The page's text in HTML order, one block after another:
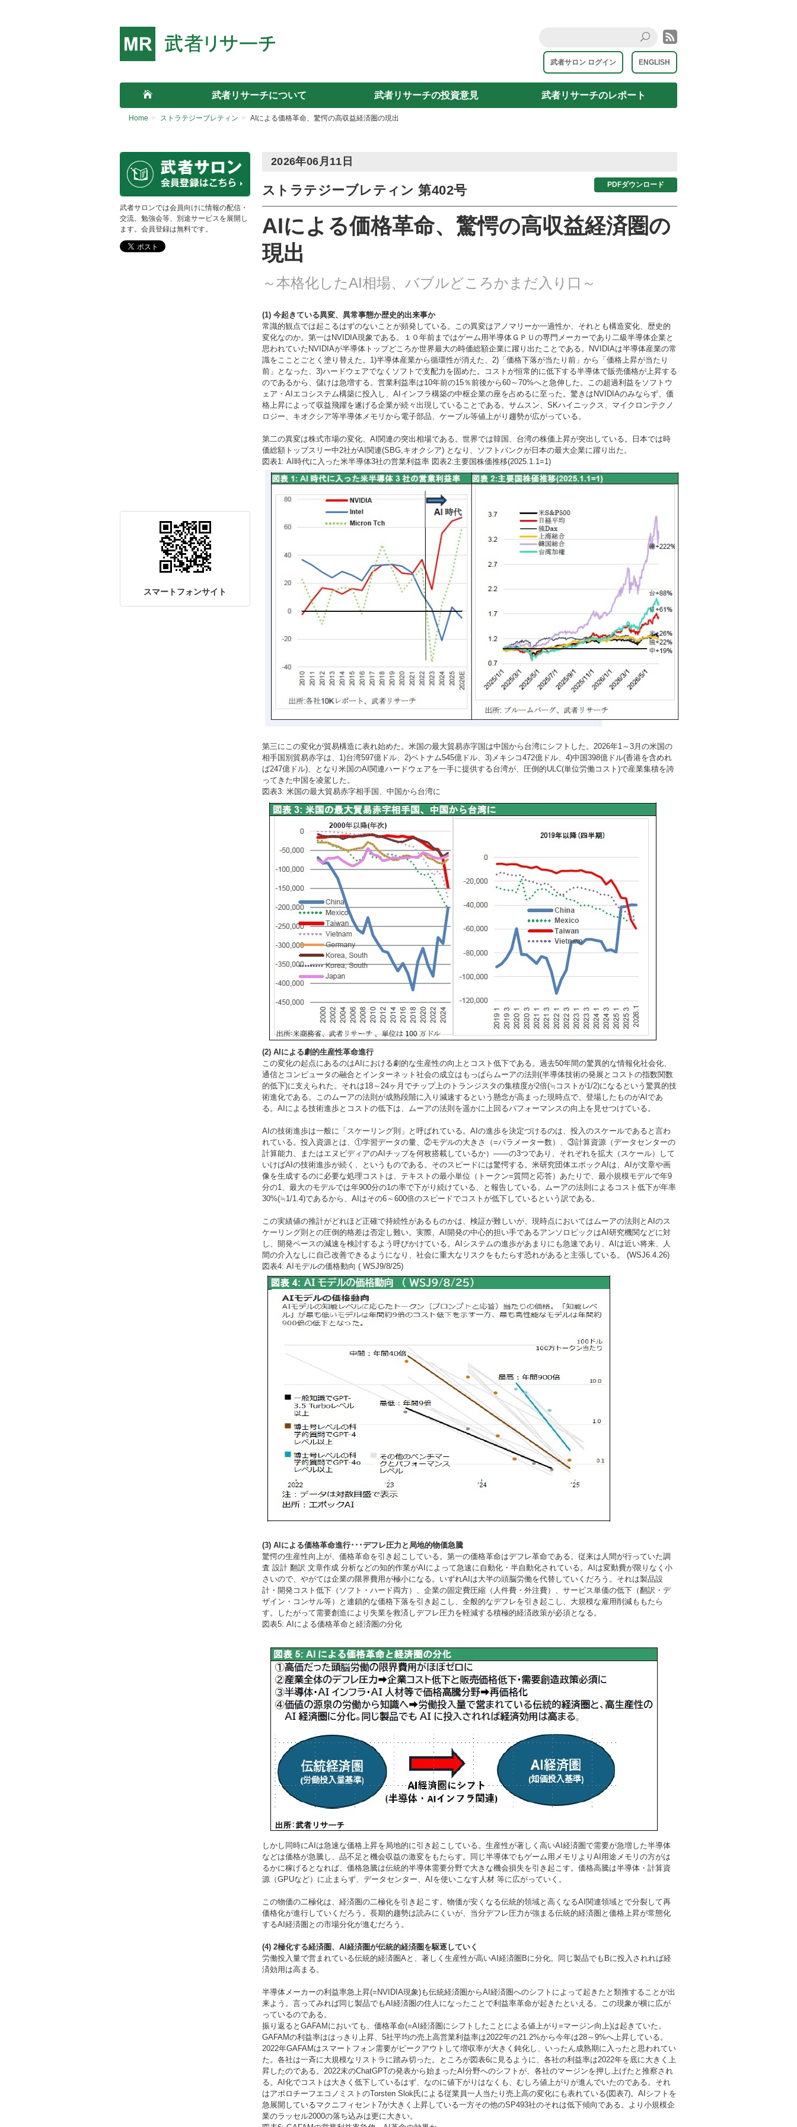
rss
Search
ENGLISH
武者サロン ログイン
武者リサーチについて 武者リサーチの投資意見 武者リサーチのレポート
Home > ストラテジーブレティン > AIによる価格革命、驚愕の高収益経済圏の現出
2026年06月11日
PDFダウンロード
ストラテジーブレティン 第402号
AIによる価格革命、驚愕の高収益経済圏の
現出
～本格化したAI相場、バブルどころかまだ入り口～
(1) 今起きている異変、異常事態か歴史的出来事か
常識的観点では起こるはずのないことが頻発している。この異変はアノマリーか一過性か、それとも構造変化、歴史的
変化なのか。第一はNVIDIA現象である。１０年前まではゲーム用半導体ＧＰＵの専門メーカーであり二級半導体企業と
思われていたNVIDIAが半導体トップどころか世界最大の時価総額企業に躍り出たことである。NVIDIAは半導体産業の常
識をこことごとく塗り替えた。1)半導体産業から循環性が消えた、2)「価格下落が当たり前」から「価格上昇が当たり
前」となった、3)ハードウェアでなくソフトで支配力を固めた。コストが恒常的に低下する半導体で販売価格が上昇する
のであるから、儲けは急増する。営業利益率は10年前の15％前後から60～70%へと急伸した。この超過利益をソフトウ
ェア・AIエコシステム構築に投入し、AIインフラ構築の中枢企業の座を占めるに至った。驚きはNVIDIAのみならず、価
格上昇によって収益飛躍を遂げる企業が続々出現していることである。サムスン、SKハイニックス、マイクロンテクノ
ロジー、キオクシア等半導体メモリから電子部品、ケーブル等値上がり趨勢が広がっている。
第二の異変は株式市場の変化、AI関連の突出相場である。世界では韓国、台湾の株価上昇が突出している。日本では時
価総額トップスリー中2社がAI関連(SBG,キオクシア) となり、ソフトバンクが日本の最大企業に躍り出た。
図表1: AI時代に入った米半導体3社の営業利益率 図表2:主要国株価推移(2025.1.1=1)
第三にこの変化が貿易構造に表れ始めた。米国の最大貿易赤字国は中国から台湾にシフトした。2026年1～3月の米国の
相手国別貿易赤字は、1)台湾597億ドル、2)ベトナム545億ドル、3)メキシコ472億ドル、4)中国398億ドル(香港を含めれ
ば247億ドル)、となり米国のAI関連ハードウェアを一手に提供する台湾が、圧倒的ULC(単位労働コスト)で産業集積を誇
ってきた中国を凌駕した。
図表3: 米国の最大貿易赤字相手国、中国から台湾に
(2) AIによる劇的生産性革命進行
この変化の起点にあるのはAIにおける劇的な生産性の向上とコスト低下である。過去50年間の驚異的な情報化社会化、
通信とコンピュータの融合とインターネット社会の成立はもっぱらムーアの法則(半導体技術の発展とコストの指数関数
的低下)に支えられた。それは18～24ヶ月でチップ上のトランジスタの集積度が2倍(≒コストが1/2)になるという驚異的技
術進化である。このムーアの法則が成熟段階に入り減速するという懸念が高まった現時点で、登場したものがAIであ
る。AIによる技術進歩とコストの低下は、ムーアの法則を遥かに上回るパフォーマンスの向上を見せつけている。
AIの技術進歩は一般に「スケーリング則」と呼ばれている。AIの進歩を決定づけるのは、投入のスケールであると言わ
れている。投入資源とは、①学習データの量、②モデルの大きさ（=パラメーター数）、③計算資源（データセンターの
計算能力、またはエヌビディアのAIチップを何枚搭載しているか）――の3つであり、それぞれを拡大（スケール）して
いけばAIの技術進歩が続く、というものである。そのスピードには驚愕する。米研究団体エポックAIは、AIが文章や画
像を生成するのに必要な処理コストは、テキストの最小単位（トークン=質問と応答）あたりで、最小規模モデルで年9
分の1、最大のモデルでは年900分の1の率で下がり続けている、と報告している。ムーアの法則によるコスト低下が年率
30%(≒1/1.4)であるから、AIはその6～600倍のスピードでコストが低下しているという訳である。
この実績値の推計がどれほど正確で持続性があるものかは、検証が難しいが、現時点においてはムーアの法則とAIのス
ケーリング則との圧倒的格差は否定し難い。実際、AI開発の中心的担い手であるアンソロピックはAI研究機関などに対
し、開発ペースの減速を検討するよう呼びかけている。AIシステムの進歩があまりにも急速であり、AIは近い将来、人
間の介入なしに自己改善できるようになり、社会に重大なリスクをもたらす恐れがあると主張している。 (WSJ6.4.26)
図表4: AIモデルの価格動向 ( WSJ9/8/25)
(3) AIによる価格革命進行･･･デフレ圧力と局地的物価急騰
驚愕の生産性向上が、価格革命を引き起こしている。第一の価格革命はデフレ革命である。従来は人間が行っていた調
査 設計 翻訳 文章作成 分析などの知的作業がAIによって急速に自動化・半自動化されている。AIは変動費が限りなく小
さいので、やがては企業の限界費用が極小になる。いずれAIは大半の頭脳労働を代替していくだろう。それは製品設
計・開発コスト低下（ソフト・ハード両方）、企業の固定費圧縮（人件費・外注費）、サービス単価の低下（翻訳・デ
ザイン・コンサル等）と連鎖的な価格下落を引き起こし、全般的なデフレを引き起こし、大規模な雇用削減ももたら
す。したがって需要創造により失業を救済しデフレ圧力を軽減する積極的経済政策が必須となる。
図表5: AIによる価格革命と経済圏の分化
しかし同時にAIは急速な価格上昇を局地的に引き起こしている。生産性が著しく高いAI経済圏で需要が急増した半導体
などは価格が急騰し、品不足と機会収益の激変をもたらす。同じ半導体でもゲーム用メモリよりAI用途メモリの方がは
るかに稼げるとなれば、価格急騰は伝統的半導体需要分野で大きな機会損失を引き起こす。価格高騰は半導体・計算資
源（GPUなど）に止まらず、データセンター、AIを使いこなす人材 等に広がっていく。
この物価の二極化は、経済圏の二極化を引き起こす。物価が安くなる伝統的領域と高くなるAI関連領域とで分裂して再
価格化が進行していくだろう。長期的趨勢は読みにくいが、当分デフレ圧力が強まる伝統的経済圏と価格上昇が常態化
するAI経済圏との市場分化が進むだろう。
(4) 2極化する経済圏、AI経済圏が伝統的経済圏を駆逐していく
労働投入量で営まれている伝統的経済圏Aと、著しく生産性が高いAI経済圏Bに分化。同じ製品でもBに投入されれば経
済効用は高まる。
半導体メーカーの利益率急上昇(=NVIDIA現象)も伝統経済圏からAI経済圏へのシフトによって起きたと類推することが出
来よう。言ってみれば同じ製品でもAI経済圏の住人になったことで利益率革命が起きたといえる。この現象が横に広が
っているのである。
振り返るとGAFAMにおいても、価格革命(=AI経済圏にシフトしたことによる値上がり=マージン向上)は起きていた。
GAFAMの利益率ははっきり上昇、5社平均の売上高営業利益率は2022年の21.2%から今年は28～9%へ上昇している。
2022年GAFAMはスマートフォン需要がピークアウトして増収率が大きく鈍化し、いったん成熟期に入ったと思われてい
た。各社は一斉に大規模なリストラに踏み切った。ところが図表6に見るように、各社の利益率は2022年を底に大きく上
昇したのである。2022末のChatGPTの発表から始まったAI分野へのシフトが、各社のマージンを押し上げたと推察され
る。AI化でコストは大きく低下しているはず、なのに値下がりはなくも、むしろ値上がりが進んでいたのである。それ
はアポロチーフエコノミストのTorsten Slok氏による従業員一人当たり売上高の変化にも表れている(図表7)。AIシフトを
急展開しているマクニフィセント7が大きく上昇している一方その他のSP493社のそれは低下傾向である。より小規模企
業のラッセル2000の落ち込みは更に大きい。
武者サロンでは会員向けに情報の配信・
交流、勉強会等、別途サービスを展開し
ます。会員登録は無料です。
スマートフォンサイト